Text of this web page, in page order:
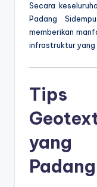
Secara
Padang
memberikan
infrastruktur yang
Tips
yang